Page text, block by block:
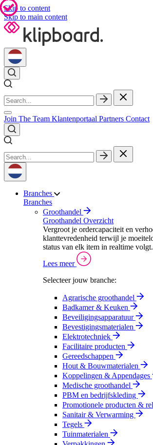
Skip to content
Skip to main content
Join The Team Klantenportaal Partners Contact
Branches
Branches
Groothandel
Groothandel Overzicht
Vergroot je ordercapaciteit en
klanttevredenheid terwijl je
status van elk item in realtime volgt.
Lees meer
Selecteer jouw branche:
Agrarische groothandel
Badkamer & Keuken
Beveiligingsapparatuur
Bevestigingsmaterialen
Elektrotechniek
Facilitaire producten
Gereedschappen
Hout & Bouwmaterialen
Koppelingen & Appendages
Medische groothandel
PBM en bedrijfskleding
Promotionele producten &
Sanitair & Verwarming
Tegels
Tuinmaterialen